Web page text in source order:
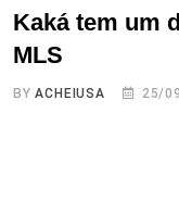
Kaká tem um
MLS
BYACHEIUSA 25/